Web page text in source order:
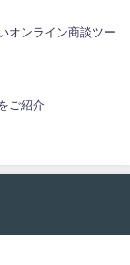
オンライン商談ツー
ご紹介